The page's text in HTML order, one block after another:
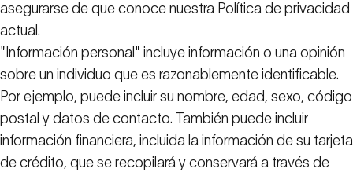
asegurarse de que conoce nuestra Política de privacidad
actual.
"Información personal" incluye información o una opinión
sobre un individuo que es razonablemente identificable.
Por ejemplo, puede incluir su nombre, edad, sexo, código
postal y datos de contacto. También puede incluir
información financiera, incluida la información de su tarjeta
de crédito, que se recopilará y conservará a través de